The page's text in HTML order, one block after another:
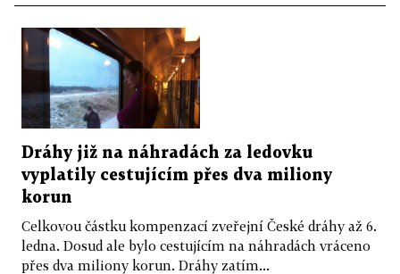
Dráhy již na náhradách za ledovku
vyplatily cestujícím přes dva miliony
korun
Celkovou částku kompenzací zveřejní České dráhy až 6.
ledna. Dosud ale bylo cestujícím na náhradách vráceno
přes dva miliony korun. Dráhy zatím...